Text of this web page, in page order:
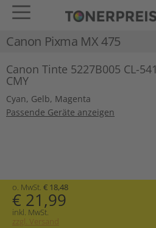
Canon Pixma MX 475
Canon Tinte 5227B005 CL-541
CMY
Cyan, Gelb, Magenta
Passende Geräte anzeigen
o. MwSt. € 18,48
€ 21,99
inkl. MwSt.
zzgl. Versand